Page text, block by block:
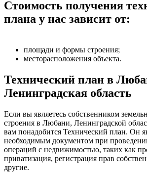
Стоимость получения
плана у нас зависит от:
площади и формы строения;
месторасположения объекта.
Технический план в
Ленинградская область
Если вы являетесь собственником
строения в Любани, Ленинградской
вам понадобится Технический план. Он
необходимым документом при
операций с недвижимостью, таких как
приватизация, регистрация прав
другие.